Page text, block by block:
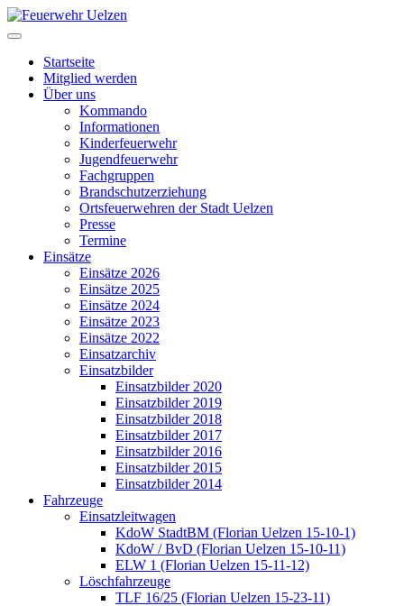
Startseite
Mitglied werden
Über uns
Kommando
Informationen
Kinderfeuerwehr
Jugendfeuerwehr
Fachgruppen
Brandschutzerziehung
Ortsfeuerwehren der Stadt Uelzen
Presse
Termine
Einsätze
Einsätze 2026
Einsätze 2025
Einsätze 2024
Einsätze 2023
Einsätze 2022
Einsatzarchiv
Einsatzbilder
Einsatzbilder 2020
Einsatzbilder 2019
Einsatzbilder 2018
Einsatzbilder 2017
Einsatzbilder 2016
Einsatzbilder 2015
Einsatzbilder 2014
Fahrzeuge
Einsatzleitwagen
KdoW StadtBM (Florian Uelzen 15-10-1)
KdoW / BvD (Florian Uelzen 15-10-11)
ELW 1 (Florian Uelzen 15-11-12)
Löschfahrzeuge
TLF 16/25 (Florian Uelzen 15-23-11)